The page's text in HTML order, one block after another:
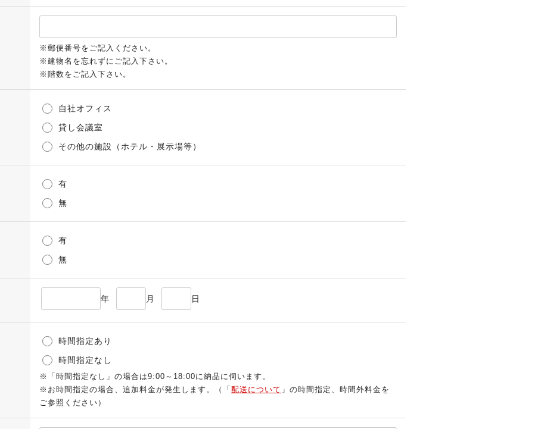
※郵便番号をご記入ください。
※建物名を忘れずにご記入下さい。
※階数をご記入下さい。
自社オフィス
貸し会議室
その他の施設（ホテル・展示場等）
有
無
有
無
年 月 日
時間指定あり
時間指定なし
※「時間指定なし」の場合は9:00～18:00に納品に伺います。
※お時間指定の場合、追加料金が発生します。（「 配送について 」の時間指定、時間外料金を
ご参照ください）